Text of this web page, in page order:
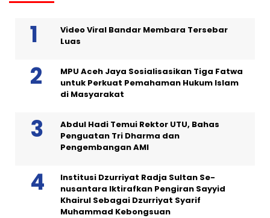
Video Viral Bandar Membara Tersebar
Luas
MPU Aceh Jaya Sosialisasikan Tiga Fatwa
untuk Perkuat Pemahaman Hukum Islam
di Masyarakat
Abdul Hadi Temui Rektor UTU, Bahas
Penguatan Tri Dharma dan
Pengembangan AMI
Institusi Dzurriyat Radja Sultan Se-
nusantara Iktirafkan Pengiran Sayyid
Khairul Sebagai Dzurriyat Syarif
Muhammad Kebongsuan